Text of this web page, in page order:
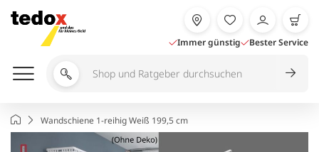
Inhalt
springen
Immer günstig Bester Service
Shop
durchsuchen
StartseiteWandschiene 1-reihig Weiß 199,5 cm